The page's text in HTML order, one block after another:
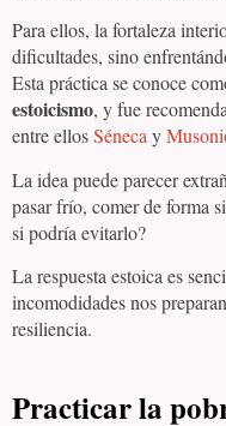
Para ellos, la fortaleza
dificultades, sino
Esta práctica se conoce
estoicismo, y fue
entre ellosSénecay
La idea puede parecer
pasar frío, comer de forma
si podría evitarlo?
La respuesta estoica es
incomodidades nos
resiliencia.
Practicar la